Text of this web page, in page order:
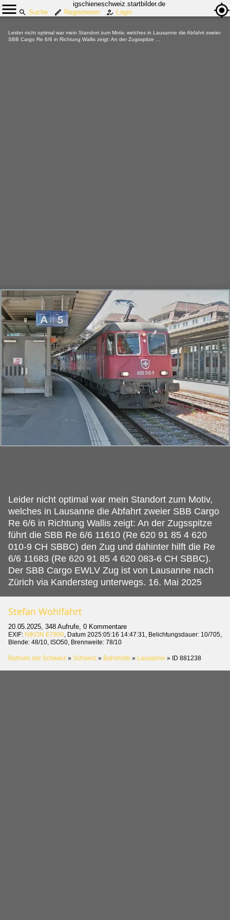
igschieneschweiz.startbilder.de
Suche
Registrieren Login
Leider nicht optimal war mein Standort zum Motiv, welches in Lausanne die Abfahrt zweier
SBB Cargo Re 6/6 in Richtung Wallis zeigt: An der Zugsspitze ...
Leider nicht optimal war mein Standort zum Motiv,
welches in Lausanne die Abfahrt zweier SBB Cargo
Re 6/6 in Richtung Wallis zeigt: An der Zugsspitze
führt die SBB Re 6/6 11610 (Re 620 91 85 4 620
010-9 CH SBBC) den Zug und dahinter hilft die Re
6/6 11683 (Re 620 91 85 4 620 083-6 CH SBBC).
Der SBB Cargo EWLV Zug ist von Lausanne nach
Zürich via Kandersteg unterwegs. 16. Mai 2025
Stefan Wohlfahrt
20.05.2025, 348 Aufrufe, 0 Kommentare
EXIF: NIKON E7900, Datum 2025:05:16 14:47:31, Belichtungsdauer: 10/705,
Blende: 48/10, ISO50, Brennweite: 78/10
Bahnen der Schweiz » Schweiz » Bahnhöfe » Lausanne » ID 881238